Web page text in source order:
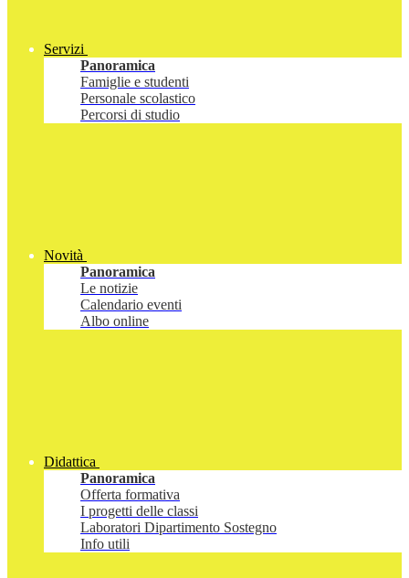
Servizi
Panoramica
Famiglie e studenti
Personale scolastico
Percorsi di studio
Novità
Panoramica
Le notizie
Calendario eventi
Albo online
Didattica
Panoramica
Offerta formativa
I progetti delle classi
Laboratori Dipartimento Sostegno
Info utili